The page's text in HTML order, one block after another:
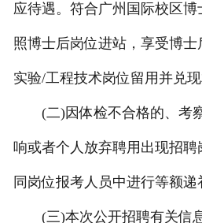
应待遇。符合广州国际校区
照博士后岗位进站，享受博
实验/工程技术岗位留用并兑现
(二)因体检不合格的、考
响或者个人放弃聘用出现招
同岗位报考人员中进行等额递
(三)本次公开招聘有关信息